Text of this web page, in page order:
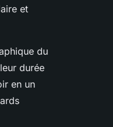
et
du
durée
en un